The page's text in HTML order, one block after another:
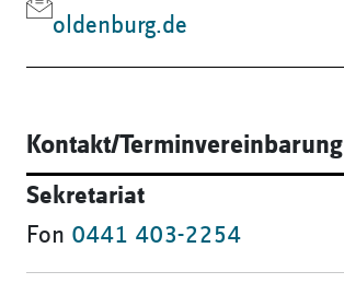
oldenburg.de
Kontakt/Terminvereinbarung
Sekretariat
Fon 0441 403-2254